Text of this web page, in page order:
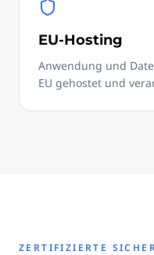
EU-Hosting
Anwendung und
EU gehostet und
ZERTIFIZIERTE